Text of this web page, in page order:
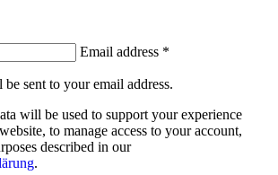
Email address *
sent to your email address.
will be used to support your experience
to manage access to your account,
described in our
.